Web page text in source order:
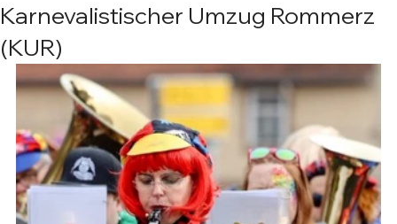
Karnevalistischer Umzug Rommerz
(KUR)